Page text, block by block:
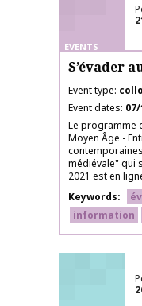
EVENTS
S’évader
Event type
Event dates
Le programme
Moyen Âge -
médiévale" qui
2021 est en
Keywords
information